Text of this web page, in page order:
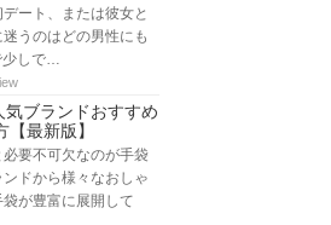
ート、または彼女と
うのはどの男性にも
少しで…
気ブランドおすすめ
最新版】
要不可欠なのが手袋
ドから様々なおしゃ
が豊富に展開して